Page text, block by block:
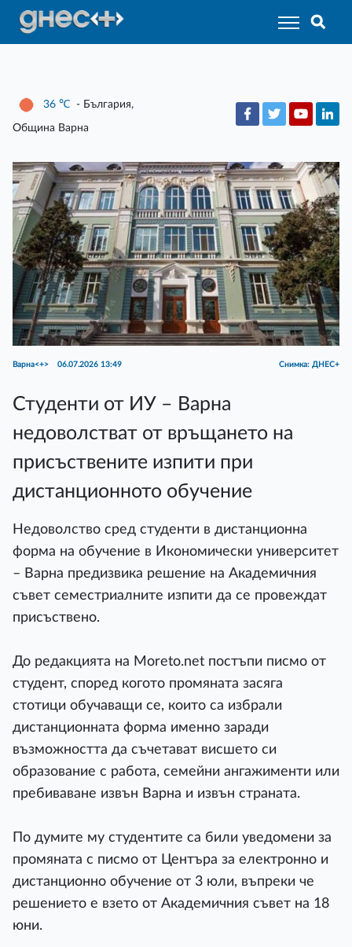
36 ℃ - България,
Община Варна
Варна<+> 06.07.2026 13:49 Снимка: ДНЕС+
Студенти от ИУ – Варна
недоволстват от връщането на
присъствените изпити при
дистанционното обучение
Недоволство сред студенти в дистанционна
форма на обучение в Икономически университет
– Варна предизвика решение на Академичния
съвет семестриалните изпити да се провеждат
присъствено.
До редакцията на Moreto.net постъпи писмо от
студент, според когото промяната засяга
стотици обучаващи се, които са избрали
дистанционната форма именно заради
възможността да съчетават висшето си
образование с работа, семейни ангажименти или
пребиваване извън Варна и извън страната.
По думите му студентите са били уведомени за
промяната с писмо от Центъра за електронно и
дистанционно обучение от 3 юли, въпреки че
решението е взето от Академичния съвет на 18
юни.